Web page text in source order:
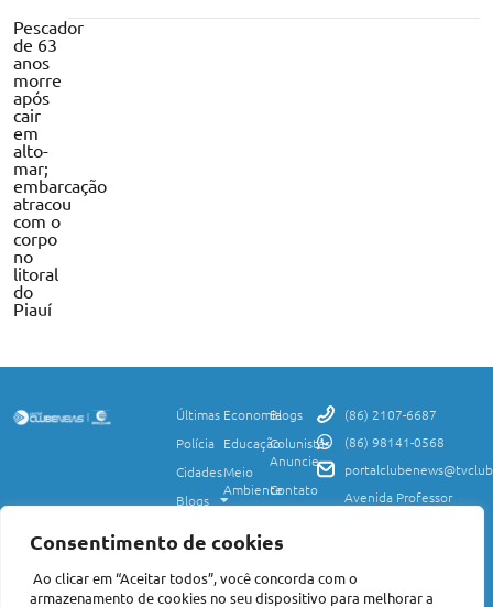
Consentimento de cookies
Ao clicar em “Aceitar todos”, você concorda com o
armazenamento de cookies no seu dispositivo para melhorar a
Pescador
de 63
anos
morre
após
cair
em
alto-
mar;
embarcação
atracou
com o
corpo
no
litoral
do
Piauí
Últimas
Polícia
Cidades
Blogs
Política
Economia
Educação
Meio
Ambiente
e
Saúde
Mundo
Blogs
Colunistas
Anuncie
Contato
Privacidade
de Uso
(86) 2107-6687
(86) 98141-0568
Avenida Professor